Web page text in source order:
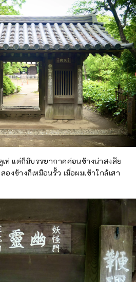
ท่ แต่ก็มีบรรยากาศค่อนข้างน่าสงสัย
องข้างก็เหมือนรั้ว เมื่อผมเข้าใกล้เสา